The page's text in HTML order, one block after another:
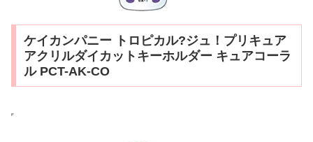
ケイカンパニー トロピカル?ジュ！プリキュア
アクリルダイカットキーホルダー キュアコーラ
ル PCT-AK-CO